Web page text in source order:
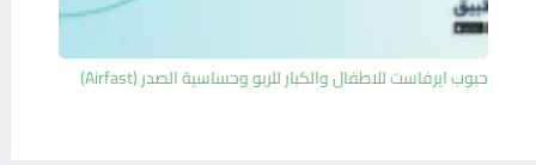
حبوب ايرفاست للاطفال والكبار للربو وحساسية الصدر (Airfast)